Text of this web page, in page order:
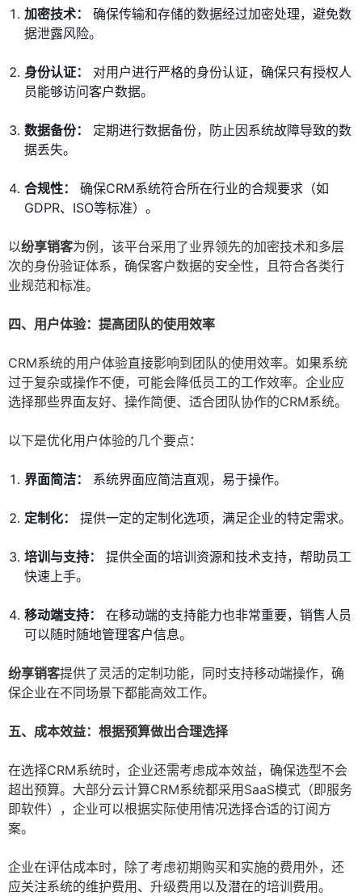
加密技术：
确保传输和存储的数据经过加密处理，避免数
据泄露风险。
身份认证：
对用户进行严格的身份认证，确保只有授权人
员能够访问客户数据。
数据备份：
定期进行数据备份，防止因系统故障导致的数
据丢失。
合规性：
确保CRM系统符合所在行业的合规要求（如
GDPR、ISO等标准）。
以纷享销客为例，该平台采用了业界领先的加密技术和多层
次的身份验证体系，确保客户数据的安全性，且符合各类行
业规范和标准。
四、用户体验：提高团队的使用效率
CRM系统的用户体验直接影响到团队的使用效率。如果系统
过于复杂或操作不便，可能会降低员工的工作效率。企业应
选择那些界面友好、操作简便、适合团队协作的CRM系统。
以下是优化用户体验的几个要点：
界面简洁： 系统界面应简洁直观，易于操作。
定制化： 提供一定的定制化选项，满足企业的特定需求。
培训与支持：
提供全面的培训资源和技术支持，帮助员工
快速上手。
移动端支持：
在移动端的支持能力也非常重要，销售人员
可以随时随地管理客户信息。
纷享销客提供了灵活的定制功能，同时支持移动端操作，确
保企业在不同场景下都能高效工作。
五、成本效益：根据预算做出合理选择
在选择CRM系统时，企业还需考虑成本效益，确保选型不会
超出预算。大部分云计算CRM系统都采用SaaS模式（即服务
即软件），企业可以根据实际使用情况选择合适的订阅方
案。
企业在评估成本时，除了考虑初期购买和实施的费用外，还
应关注系统的维护费用、升级费用以及潜在的培训费用。